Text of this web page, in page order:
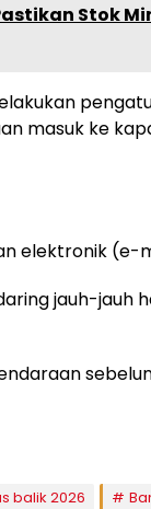
Stok
masuk ke
elektronik (e-
jauh-
balik 2026